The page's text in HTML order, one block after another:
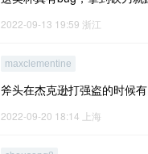
2022-09-13 19:59 浙江
maxclementine
斧头在杰克逊打强盗的时候
2022-09-20 18:14 上海